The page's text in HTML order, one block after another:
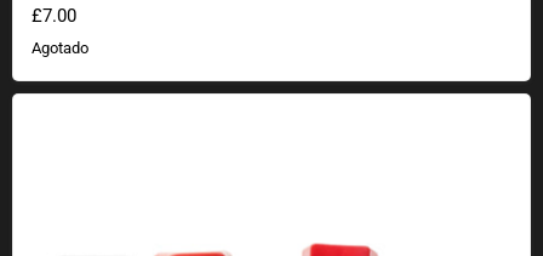
£7.00
Agotado